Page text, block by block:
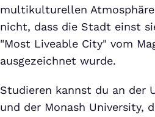
multikulturellen
nicht, dass die Stadt einst
"Most Liveable City" vom
ausgezeichnet wurde.
Studieren kannst du an der
und der Monash University,